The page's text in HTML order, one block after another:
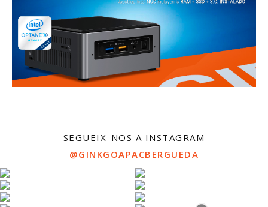
SEGUEIX-NOS A INSTAGRAM
@GINKGOAPACBERGUEDA